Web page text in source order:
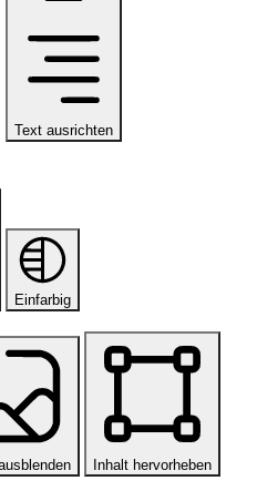
Text ausrichten
Einfarbig
Inhalt hervorheben